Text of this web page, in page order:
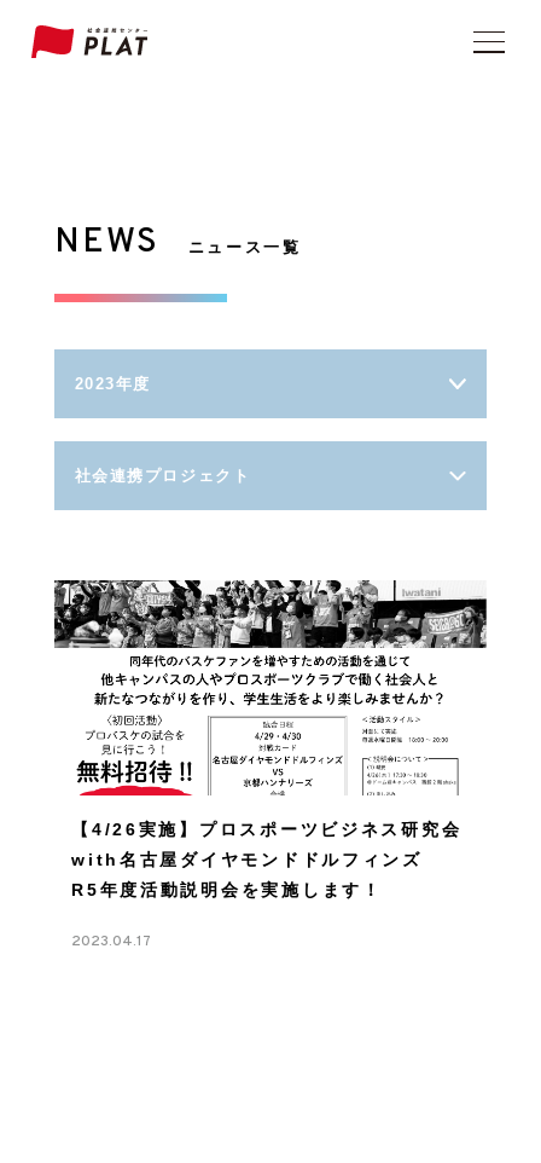
NEWS ニュース一覧
2023年度
社会連携プロジェクト
【4/26実施】プロスポーツビジネス研究会
with名古屋ダイヤモンドドルフィンズ
R5年度活動説明会を実施します！
2023.04.17